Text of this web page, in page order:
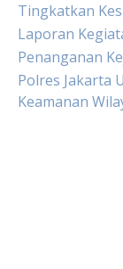
Tingkatkan
Laporan
Penanganan
Polres Jakarta
Keamanan